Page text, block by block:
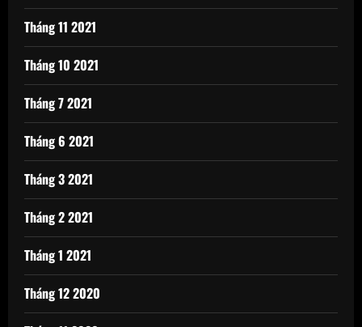
Tháng 11 2021
Tháng 10 2021
Tháng 7 2021
Tháng 6 2021
Tháng 3 2021
Tháng 2 2021
Tháng 1 2021
Tháng 12 2020